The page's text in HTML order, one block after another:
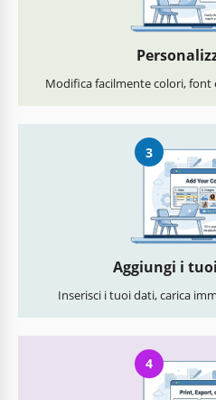
Modifica facilmente colori,
3
Aggiungi i
Inserisci i tuoi dati, carica
4